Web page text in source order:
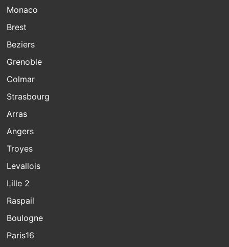
Monaco
Brest
Beziers
Grenoble
Colmar
Strasbourg
Arras
Angers
Troyes
Levallois
Lille 2
Raspail
Boulogne
Paris16